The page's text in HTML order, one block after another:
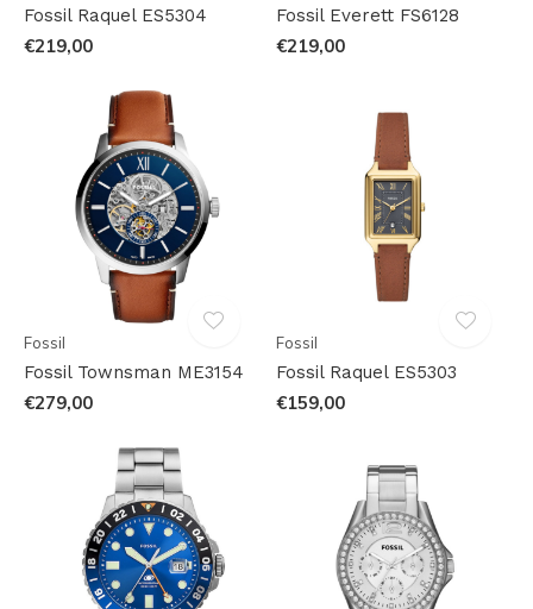
Fossil Raquel ES5304
€219,00
Fossil Everett FS6128
€219,00
Fossil
Fossil Townsman ME3154
€279,00
Fossil
Fossil Raquel ES5303
€159,00